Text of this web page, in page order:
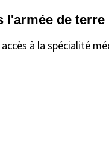
l'armée de terre
à la spécialité